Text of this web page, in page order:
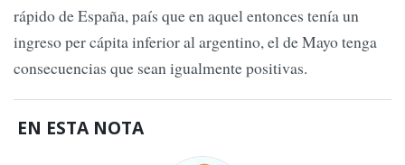
rápido de España, país que en aquel entonces tenía un
ingreso per cápita inferior al argentino, el de Mayo tenga
consecuencias que sean igualmente positivas.
EN ESTA NOTA